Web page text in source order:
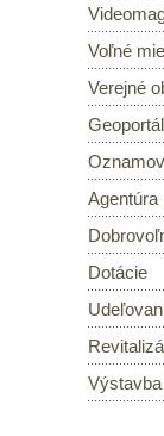
Voľné
Verejné
Agentúra
Dotácie